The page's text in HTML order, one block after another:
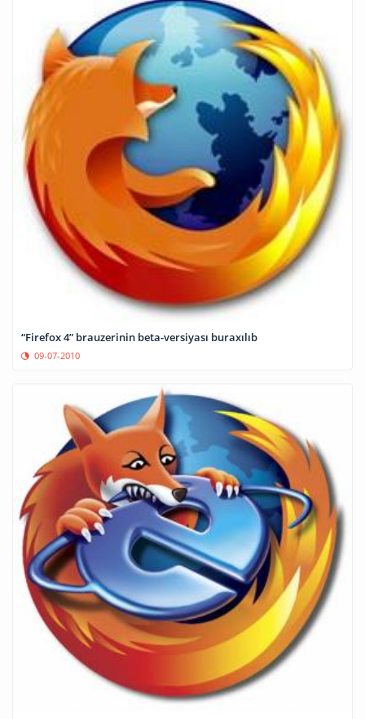
“Firefox 4” brauzerinin beta-versiyası buraxılıb
09-07-2010